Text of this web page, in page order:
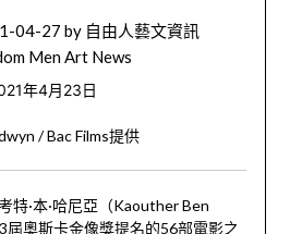
04-27 by 自由人藝文資訊
Men Art News
年4月23日
/ Bac Films提供
特·本·哈尼亞（Kaouther Ben
屆奧斯卡金像獎提名的56部電影之